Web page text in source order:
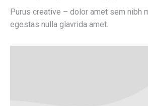
Purus creative – dolor amet sem nibh
egestas nulla glavrida amet.